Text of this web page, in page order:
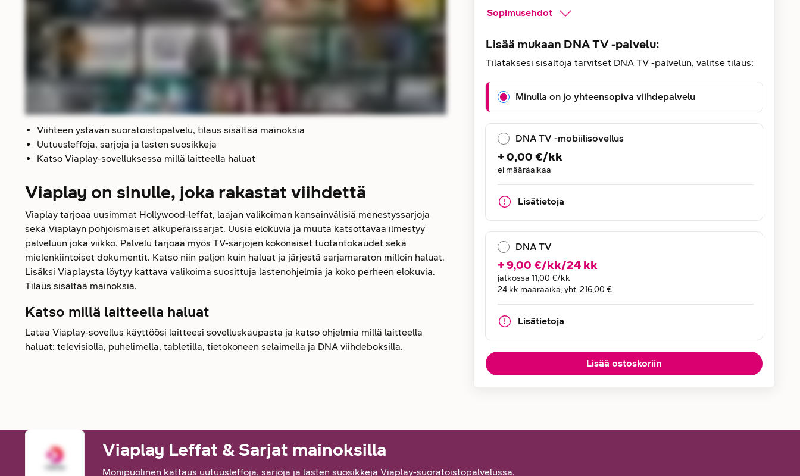
Viihteen ystävän suoratoistopalvelu, tilaus sisältää mainoksia
Uutuusleffoja, sarjoja ja lasten suosikkeja
Katso Viaplay-sovelluksessa millä laitteella haluat
Viaplay on sinulle, joka rakastat viihdettä
Viaplay tarjoaa uusimmat Hollywood-leffat, laajan valikoiman kansainvälisiä menestyssarjoja
sekä Viaplayn pohjoismaiset alkuperäissarjat. Uusia elokuvia ja muuta katsottavaa ilmestyy
palveluun joka viikko. Palvelu tarjoaa myös TV-sarjojen kokonaiset tuotantokaudet sekä
mielenkiintoiset dokumentit. Katso niin paljon kuin haluat ja järjestä sarjamaraton milloin haluat.
Lisäksi Viaplaysta löytyy kattava valikoima suosittuja lastenohjelmia ja koko perheen elokuvia.
Tilaus sisältää mainoksia.
Katso millä laitteella haluat
Lataa Viaplay-sovellus käyttöösi laitteesi sovelluskaupasta ja katso ohjelmia millä laitteella
haluat: televisiolla, puhelimella, tabletilla, tietokoneen selaimella ja DNA viihdeboksilla.
Sopimusehdot
Lisää mukaan DNA TV -palvelu:
Tilataksesi sisältöjä tarvitset DNA TV -palvelun, valitse tilaus:
Minulla on jo yhteensopiva viihdepalvelu
DNA TV -mobiilisovellus
+0,00 €/kk
ei määräaikaa
Lisätietoja
DNA TV
+9,00 €/kk/24 kk
jatkossa 11,00 €/kk
24 kk määräaika, yht. 216,00 €
Lisätietoja
Lisää ostoskoriin
Viaplay Leffat & Sarjat mainoksilla
Monipuolinen kattaus uutuusleffoja, sarjoja ja lasten suosikkeja Viaplay-suoratoistopalvelussa.